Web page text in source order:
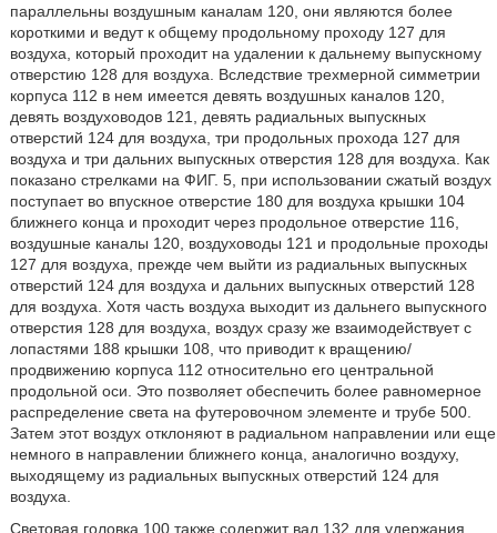
параллельны воздушным каналам 120, они являются более
короткими и ведут к общему продольному проходу 127 для
воздуха, который проходит на удалении к дальнему выпускному
отверстию 128 для воздуха. Вследствие трехмерной симметрии
корпуса 112 в нем имеется девять воздушных каналов 120,
девять воздуховодов 121, девять радиальных выпускных
отверстий 124 для воздуха, три продольных прохода 127 для
воздуха и три дальних выпускных отверстия 128 для воздуха. Как
показано стрелками на ФИГ. 5, при использовании сжатый воздух
поступает во впускное отверстие 180 для воздуха крышки 104
ближнего конца и проходит через продольное отверстие 116,
воздушные каналы 120, воздуховоды 121 и продольные проходы
127 для воздуха, прежде чем выйти из радиальных выпускных
отверстий 124 для воздуха и дальних выпускных отверстий 128
для воздуха. Хотя часть воздуха выходит из дальнего выпускного
отверстия 128 для воздуха, воздух сразу же взаимодействует с
лопастями 188 крышки 108, что приводит к вращению/
продвижению корпуса 112 относительно его центральной
продольной оси. Это позволяет обеспечить более равномерное
распределение света на футеровочном элементе и трубе 500.
Затем этот воздух отклоняют в радиальном направлении или еще
немного в направлении ближнего конца, аналогично воздуху,
выходящему из радиальных выпускных отверстий 124 для
воздуха.
Световая головка 100 также содержит вал 132 для удержания